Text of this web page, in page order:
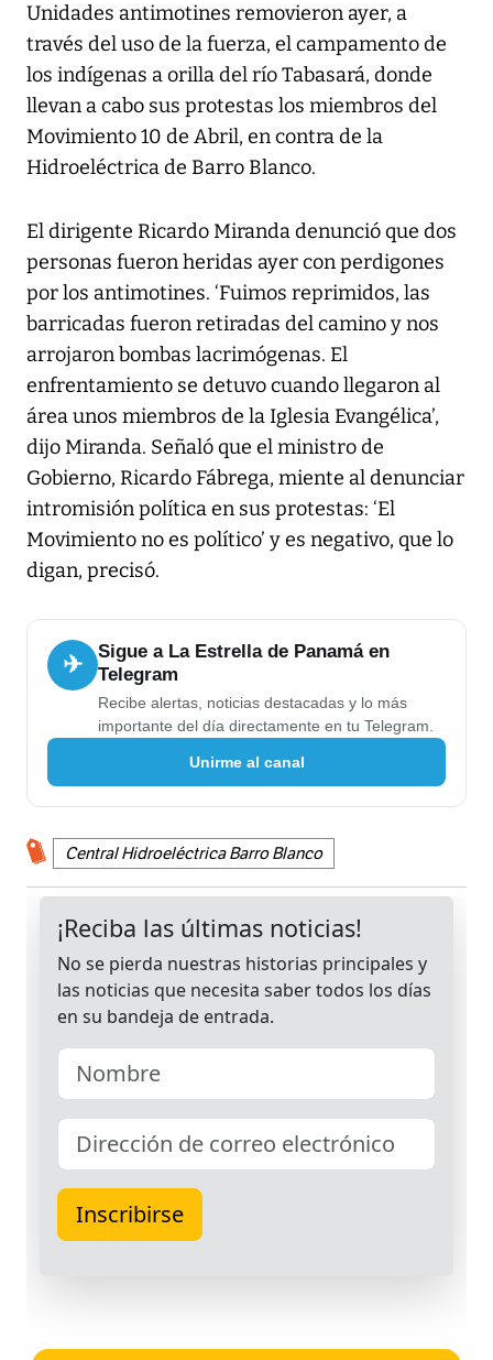
Unidades antimotines removieron ayer, a
través del uso de la fuerza, el campamento de
los indígenas a orilla del río Tabasará, donde
llevan a cabo sus protestas los miembros del
Movimiento 10 de Abril, en contra de la
Hidroeléctrica de Barro Blanco.
El dirigente Ricardo Miranda denunció que dos
personas fueron heridas ayer con perdigones
por los antimotines. ‘Fuimos reprimidos, las
barricadas fueron retiradas del camino y nos
arrojaron bombas lacrimógenas. El
enfrentamiento se detuvo cuando llegaron al
área unos miembros de la Iglesia Evangélica’,
dijo Miranda. Señaló que el ministro de
Gobierno, Ricardo Fábrega, miente al denunciar
intromisión política en sus protestas: ‘El
Movimiento no es político’ y es negativo, que lo
digan, precisó.
✈
Sigue a La Estrella de Panamá en
Telegram
Recibe alertas, noticias destacadas y lo más
importante del día directamente en tu Telegram.
Unirme al canal
Central Hidroeléctrica Barro Blanco